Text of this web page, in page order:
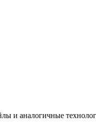
и аналогичные